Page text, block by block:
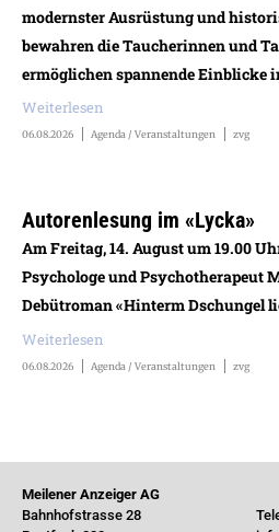
modernster Ausrüstung und
bewahren die Taucherinnen und
ermöglichen spannende Einblicke
Weiterlesen
06.08.2026 Agenda / Veranstaltungen zvg
Autorenlesung im «Lycka»
Am Freitag, 14. August um 19.00
Psychologe und Psychotherapeut
Debütroman «Hinterm Dschungel
Weiterlesen
06.08.2026 Agenda / Veranstaltungen zvg
Meilener Anzeiger AG
Bahnhofstrasse 28